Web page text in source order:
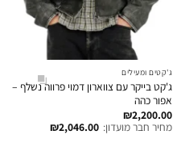
ג'קטים ומעילים
ג'קט בייקר עם צווארון דמוי פרווה נשלף –
אפור כהה
₪2,200.00
מחיר חבר מועדון: ₪2,046.00